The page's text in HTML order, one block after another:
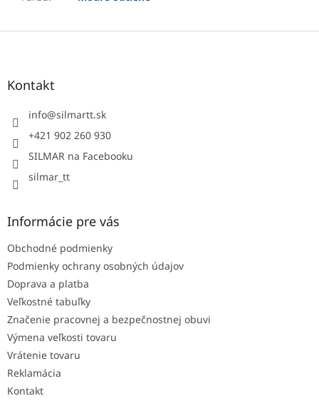
Z
Kontakt
info@silmartt.sk
+421 902 260 930
SILMAR na Facebooku
silmar_tt
Informácie pre vás
Obchodné podmienky
Podmienky ochrany osobných údajov
Doprava a platba
Veľkostné tabuľky
Značenie pracovnej a bezpečnostnej obuvi
Výmena veľkosti tovaru
Vrátenie tovaru
Reklamácia
Kontakt